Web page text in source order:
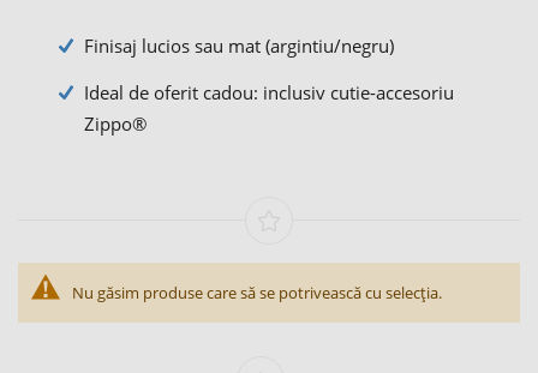
Finisaj lucios sau mat (argintiu/negru)
Ideal de oferit cadou: inclusiv cutie-accesoriu
Zippo®
Nu găsim produse care să se potrivească cu selecția.